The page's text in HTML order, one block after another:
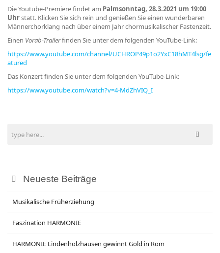
Die Youtube-Premiere findet am Palmsonntag, 28.3.2021 um 19:00
Uhrstatt. Klicken Sie sich rein und genießen Sie einen wunderbaren
Männerchorklang nach über einem Jahr chormusikalischer Fastenzeit.
Einen Vorab-Trailerfinden Sie unter dem folgenden YouTube-Link:
https://www.youtube.com/channel/UCHROP49p1o2YxC18hMT4lsg/fe
atured
Das Konzert finden Sie unter dem folgenden YouTube-Link:
https://www.youtube.com/watch?v=4-MdZhVIQ_I
Neueste Beiträge
Musikalische Früherziehung
Faszination HARMONIE
HARMONIE Lindenholzhausen gewinnt Gold in Rom